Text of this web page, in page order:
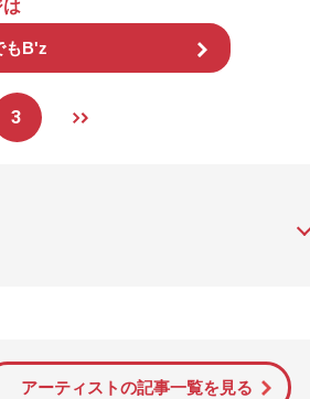
もB'z
3
ンターネット利用者層にとって特に関心の
アーティストの記事一覧を見る